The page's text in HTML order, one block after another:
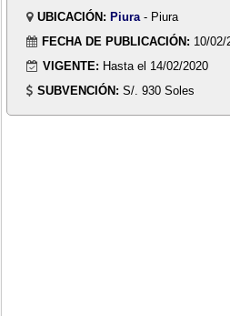
UBICACIÓN: Piura - Piura
FECHA DE PUBLICACIÓN: 10/02/
VIGENTE: Hasta el 14/02/2020
SUBVENCIÓN: S/. 930 Soles